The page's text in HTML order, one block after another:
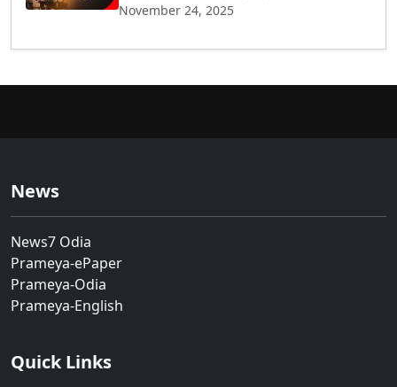
November 24, 2025
News
News7 Odia
Prameya-ePaper
Prameya-Odia
Prameya-English
Quick Links